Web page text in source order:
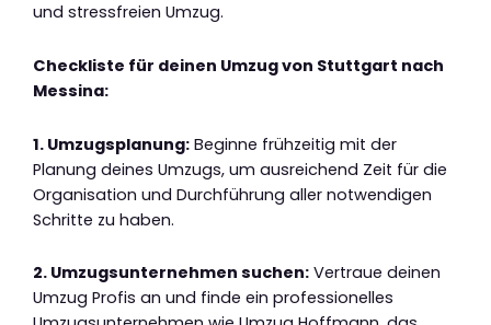
und stressfreien Umzug.
Checkliste für deinen Umzug von Stuttgart nach
Messina:
1. Umzugsplanung: Beginne frühzeitig mit der
Planung deines Umzugs, um ausreichend Zeit für die
Organisation und Durchführung aller notwendigen
Schritte zu haben.
2. Umzugsunternehmen suchen: Vertraue deinen
Umzug Profis an und finde ein professionelles